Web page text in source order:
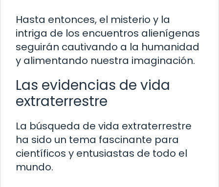
Hasta entonces, el misterio y la
intriga de los encuentros alienígenas
seguirán cautivando a la humanidad
y alimentando nuestra imaginación.
Las evidencias de vida
extraterrestre
La búsqueda de vida extraterrestre
ha sido un tema fascinante para
científicos y entusiastas de todo el
mundo.